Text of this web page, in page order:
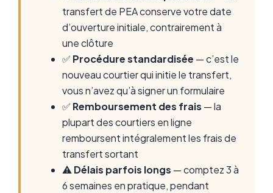
transfert de PEA conserve votre date
d’ouverture initiale, contrairement à
une clôture
✅ Procédure standardisée — c’est le
nouveau courtier qui initie le transfert,
vous n’avez qu’à signer un formulaire
✅ Remboursement des frais — la
plupart des courtiers en ligne
remboursent intégralement les frais de
transfert sortant
⚠️ Délais parfois longs — comptez 3 à
6 semaines en pratique, pendant